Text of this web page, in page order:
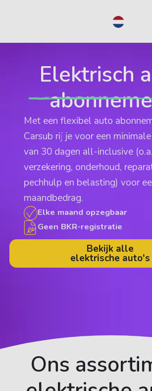
Elektrisch
Met een flexibel auto
Carsub rij je voor een
van 30 dagen all-inclusive (o.a.
verzekering, onderhoud,
pechhulp en belasting) voor
maandbedrag.
Elke maand opzegbaar
Geen BKR-registratie
Bekijk alle
elektrische auto's
Ons